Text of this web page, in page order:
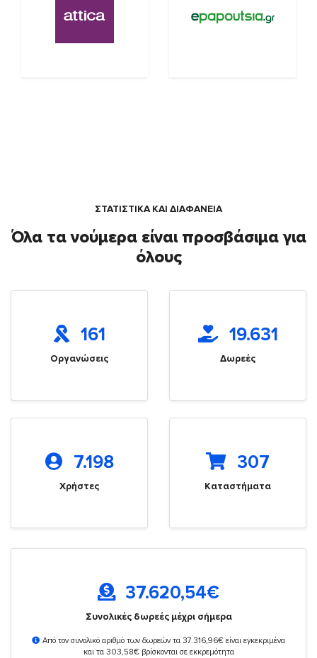
ΣΤΑΤΙΣΤΙΚΑ ΚΑΙ ΔΙΑΦΑΝΕΙΑ
Όλα τα νούμερα είναι προσβάσιμα για
όλους
161
Οργανώσεις
19.631
Δωρεές
7.198
Χρήστες
307
Καταστήματα
37.620,54€
Συνολικές δωρεές μέχρι σήμερα
Από τον συνολικό αριθμό των δωρεών τα 37.316,96€ είναι εγκεκριμένα
και τα 303,58€ βρίσκονται σε εκκρεμότητα